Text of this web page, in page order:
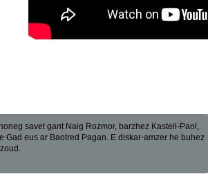
savet gant Naig Rozmor, barzhez Kastell-Paol,
Gad eus ar Baotred Pagan. E diskar-amzer he buhez